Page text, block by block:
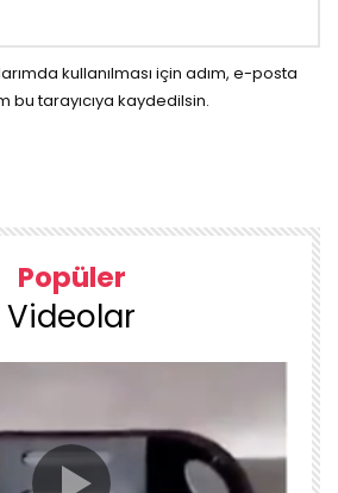
kullanılması için adım, e-posta
tarayıcıya kaydedilsin.
Popüler
Videolar